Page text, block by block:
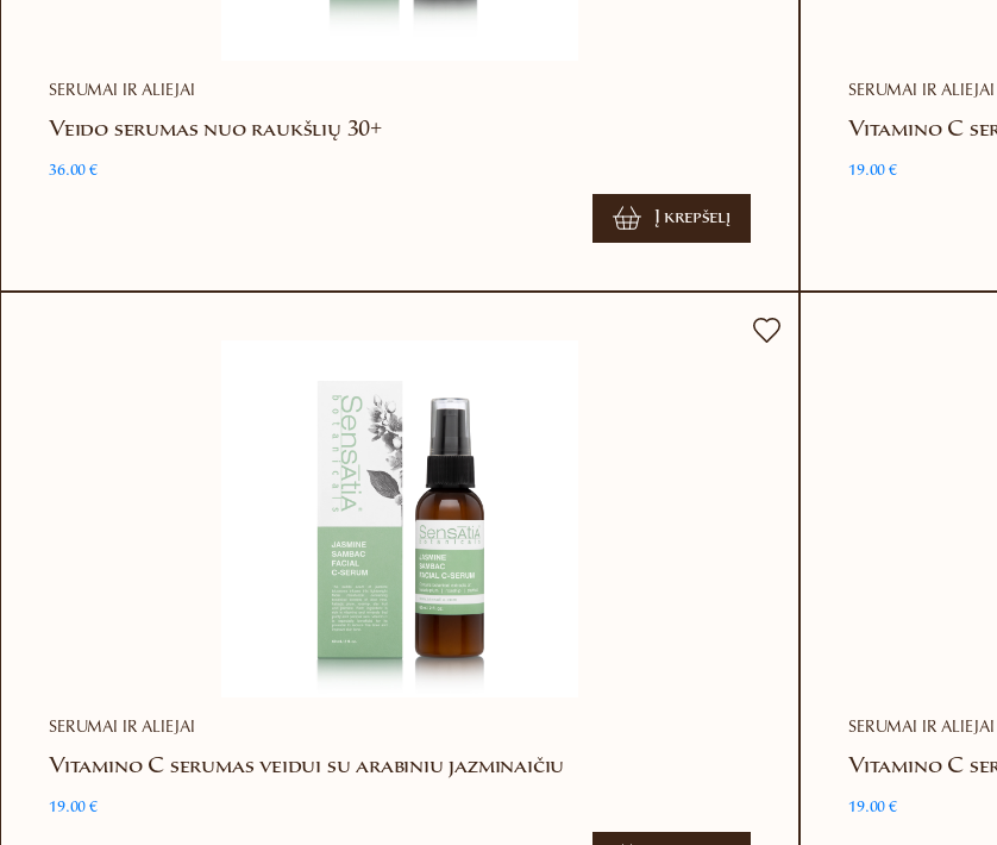
SERUMAI IR ALIEJAI
Veido serumas nuo raukšlių 30+
36.00€
Į krepšelį
SERUMAI IR ALIEJAI
Vitamino C
19.00€
SERUMAI IR ALIEJAI
Vitamino C serumas veidui su arabiniu jazminaičiu
19.00€
SERUMAI IR ALIEJAI
Vitamino C
19.00€